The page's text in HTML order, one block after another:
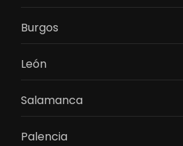
Burgos
León
Salamanca
Palencia